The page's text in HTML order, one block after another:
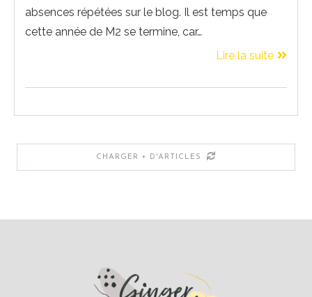
absences répétées sur le blog. Il est temps que
cette année de M2 se termine, car…
Lire la suite
CHARGER + D'ARTICLES